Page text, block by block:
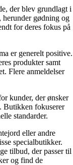
der blev grundlagt i
herunder gødning og
for deres fokus på
er generelt positive.
produkter samt
Flere anmeldelser
kunder, der ønsker
Butikken fokuserer
standarder.
eller andre
specialbutikker.
tilbud, der passer til
og find de